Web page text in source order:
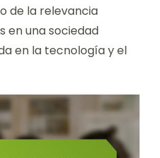
de la relevancia
en una sociedad
en la tecnología y el